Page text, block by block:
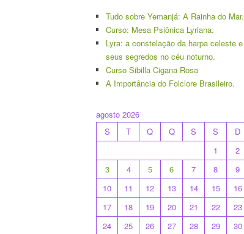
Tudo sobre Yemanjá: A Rainha do Mar.
Curso: Mesa Psiônica Lyriana.
Lyra: a constelação da harpa celeste e
seus segredos no céu noturno.
Curso Sibilla Cigana Rosa
A Importância do Folclore Brasileiro.
agosto 2026
S
T Q Q S S
D
1
2
3
4 5 6 7 8
9
10
11 12 13 14 15
16
17
18 19 20 21 22
23
24
25 26 27 28 29
30